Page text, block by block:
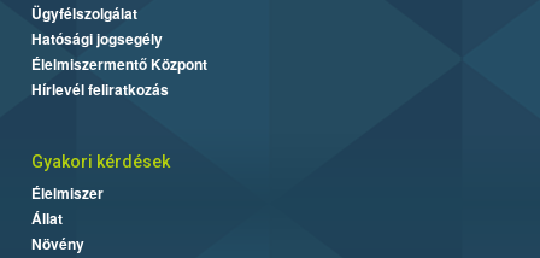
Ügyfélszolgálat
Hatósági jogsegély
Élelmiszermentő Központ
Hírlevél feliratkozás
Gyakori kérdések
Élelmiszer
Állat
Növény